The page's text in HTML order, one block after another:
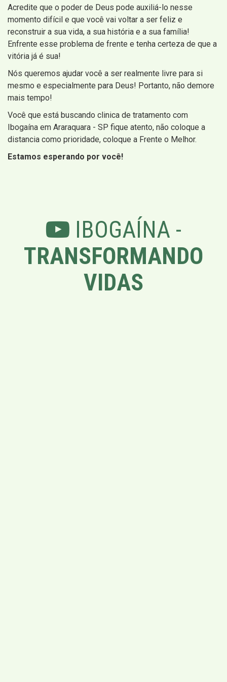
Acredite que o poder de Deus pode auxiliá-lo nesse
momento difícil e que você vai voltar a ser feliz e
reconstruir a sua vida, a sua história e a sua família!
Enfrente esse problema de frente e tenha certeza de que a
vitória já é sua!
Nós queremos ajudar você a ser realmente livre para si
mesmo e especialmente para Deus! Portanto, não demore
mais tempo!
Você que está buscando clinica de tratamento com
Ibogaína em Araraquara - SP fique atento, não coloque a
distancia como prioridade, coloque a Frente o Melhor.
Estamos esperando por você!
IBOGAÍNA -
TRANSFORMANDO
VIDAS